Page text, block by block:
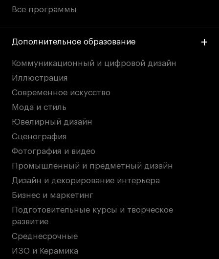
Интенсивы
Долгосрочные
Все программы
Новости
События
Блог
Преподаватели
Лицензии и аккредитации
Для прессы
Ресурсы
Партнеры
Связи с индустрией
Все программы
Дополнительное образование
Коммуникационный и цифровой дизайн
Иллюстрация
Современное искусство
Мода и стиль
Ювелирный дизайн
Сценография
Фотография и видео
Промышленный и предметный дизайн
Дизайн и декорирование интерьера
Бизнес и маркетинг
Подготовительные курсы и творческое
развитие
Среднесрочные
ИЗО и Керамика